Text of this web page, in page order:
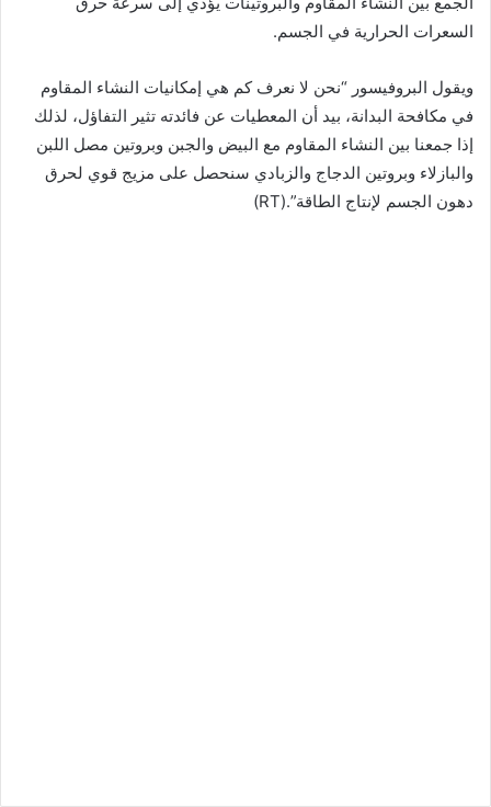
السعرات الحرارية في الجسم.
ويقول البروفيسور “نحن لا نعرف كم هي إمكانيات النشاء المقاوم
في مكافحة البدانة، بيد أن المعطيات عن فائدته تثير التفاؤل، لذلك
إذا جمعنا بين النشاء المقاوم مع البيض والجبن وبروتين مصل اللبن
والبازلاء وبروتين الدجاج والزبادي سنحصل على مزيج قوي لحرق
دهون الجسم لإنتاج الطاقة”.(RT)